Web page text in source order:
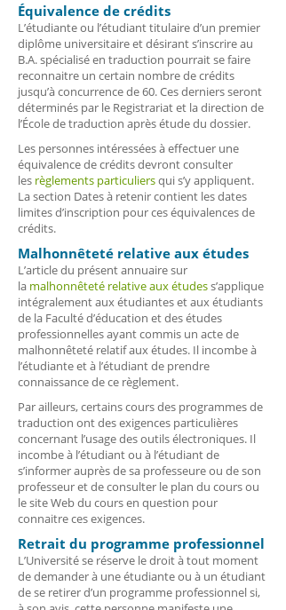
Équivalence de crédits
L’étudiante ou l’étudiant titulaire d’un premier
diplôme universitaire et désirant s’inscrire au
B.A. spécialisé en traduction pourrait se faire
reconnaitre un certain nombre de crédits
jusqu’à concurrence de 60. Ces derniers seront
déterminés par le Registrariat et la direction de
l’École de traduction après étude du dossier.
Les personnes intéressées à effectuer une
équivalence de crédits devront consulter
les règlements particuliersqui s’y appliquent.
La section Dates à retenir contient les dates
limites d’inscription pour ces équivalences de
crédits.
Malhonnêteté relative aux études
L’article du présent annuaire sur
la malhonnêteté relative aux étudess’applique
intégralement aux étudiantes et aux étudiants
de la Faculté d’éducation et des études
professionnelles ayant commis un acte de
malhonnêteté relatif aux études. Il incombe à
l’étudiante et à l’étudiant de prendre
connaissance de ce règlement.
Par ailleurs, certains cours des programmes de
traduction ont des exigences particulières
concernant l’usage des outils électroniques. Il
incombe à l’étudiant ou à l’étudiant de
s’informer auprès de sa professeure ou de son
professeur et de consulter le plan du cours ou
le site Web du cours en question pour
connaitre ces exigences.
Retrait du programme professionnel
L’Université se réserve le droit à tout moment
de demander à une étudiante ou à un étudiant
de se retirer d’un programme professionnel si,